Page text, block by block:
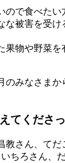
ので食べた
な被害を受け
果物や野菜
のみなさま
てくださ
教さん、てだ
いちろさん、